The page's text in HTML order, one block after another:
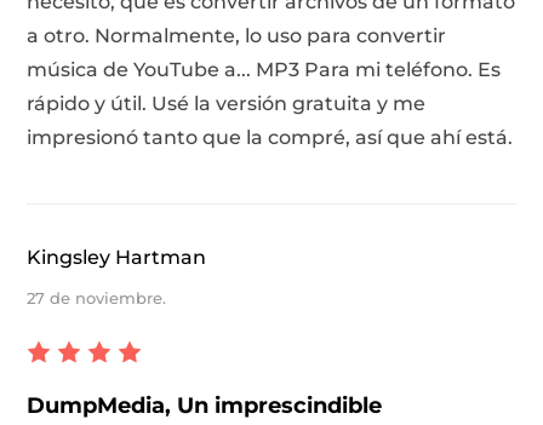
a otro. Normalmente, lo uso para convertir
música de YouTube a... MP3 Para mi teléfono. Es
rápido y útil. Usé la versión gratuita y me
impresionó tanto que la compré, así que ahí está.
Kingsley Hartman
27 de noviembre.
DumpMedia, Un imprescindible